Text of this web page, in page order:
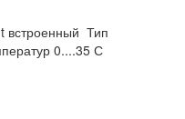
встроенный Тип
0....35 С